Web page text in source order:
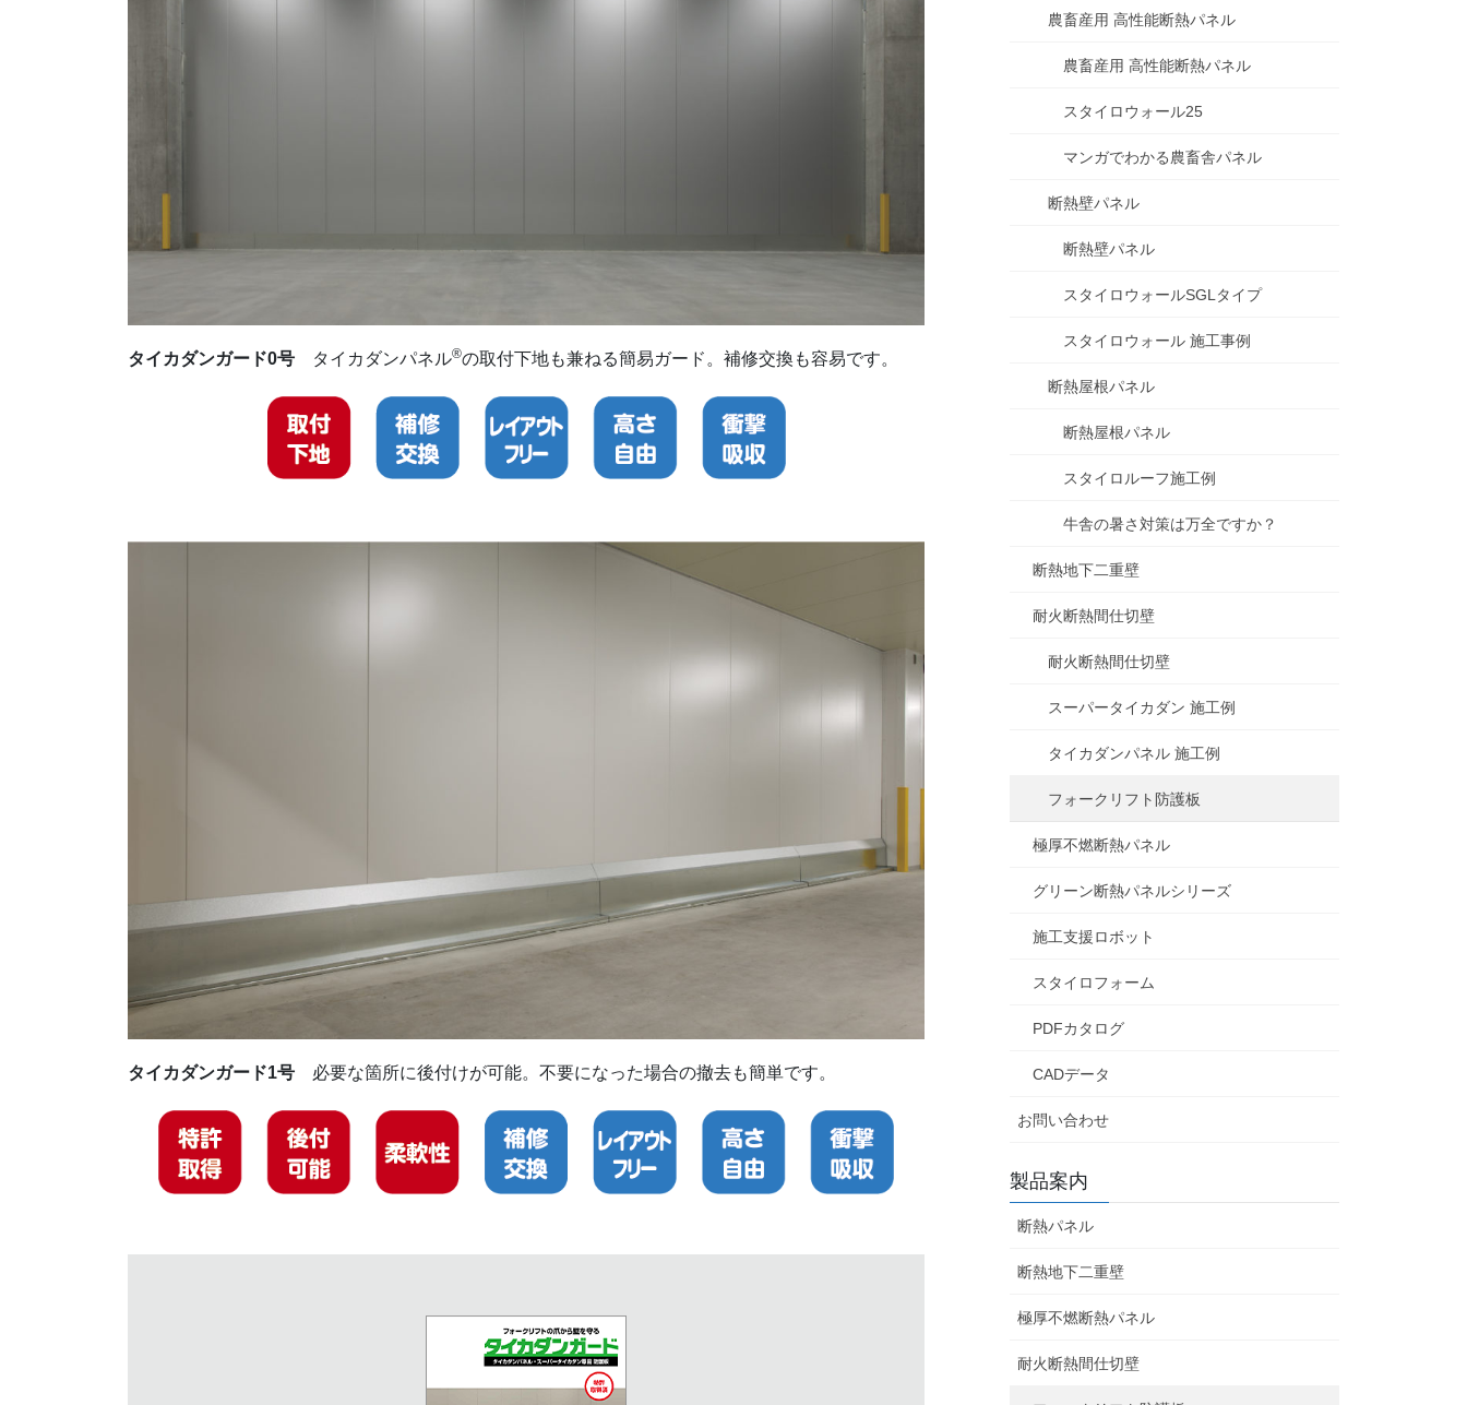
タイカダンガード0号 タイカダンパネル®の取付下地も兼ねる簡易ガード。補修交換も容易です。
タイカダンガード1号 必要な箇所に後付けが可能。不要になった場合の撤去も簡単です。
農畜産用 高性能断熱パネル
農畜産用 高性能断熱パネル
スタイロウォール25
マンガでわかる農畜舎パネル
断熱壁パネル
断熱壁パネル
スタイロウォールSGLタイプ
スタイロウォール 施工事例
断熱屋根パネル
断熱屋根パネル
スタイロルーフ施工例
牛舎の暑さ対策は万全ですか？
断熱地下二重壁
耐火断熱間仕切壁
耐火断熱間仕切壁
スーパータイカダン 施工例
タイカダンパネル 施工例
フォークリフト防護板
極厚不燃断熱パネル
グリーン断熱パネルシリーズ
施工支援ロボット
スタイロフォーム
PDFカタログ
CADデータ
お問い合わせ
製品案内
断熱パネル
断熱地下二重壁
極厚不燃断熱パネル
耐火断熱間仕切壁